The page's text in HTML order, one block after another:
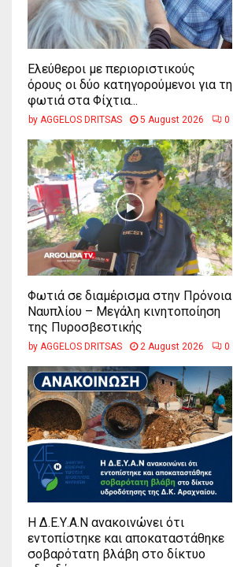
Ελεύθεροι με περιοριστικούς
όρους οι δύο κατηγορούμενοι για τη
φωτιά στα Φίχτια...
by AGGELOS DRITSAS 5 August 2026 0
Φωτιά σε διαμέρισμα στην Πρόνοια
Ναυπλίου – Μεγάλη κινητοποίηση
της Πυροσβεστικής
by AGGELOS DRITSAS 2 August 2026 0
Η Δ.Ε.Υ.Α.Ν ανακοινώνει ότι
εντοπίστηκε και αποκαταστάθηκε
σοβαρότατη βλάβη στο δίκτυο